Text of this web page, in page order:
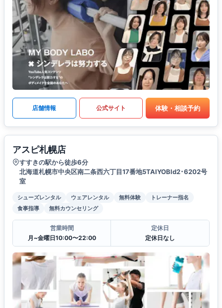
店舗情報 公式サイト 体験・相談予約
アスピ札幌店
すすきの駅から徒歩6分
北海道札幌市中央区南二条西六丁目17番地5TAIYOBld2･6202号
室
シューズレンタル ウェアレンタル 無料体験
トレーナー指名
食事指導
無料カウンセリング
営業時間
月~金曜日10:00〜22:00
定休日
定休日なし